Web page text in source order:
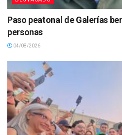
Paso peatonal de Galerías
personas
04/08/2026